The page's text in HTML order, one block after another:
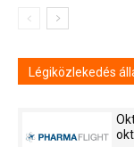
Légiközlekedés